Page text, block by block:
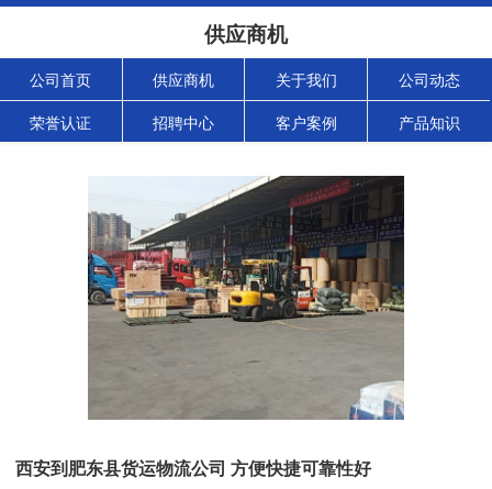
供应商机
公司首页 供应商机 关于我们 公司动态
荣誉认证 招聘中心 客户案例 产品知识
西安到肥东县货运物流公司 方便快捷可靠性好